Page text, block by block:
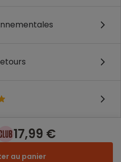
17,99 €
au panier